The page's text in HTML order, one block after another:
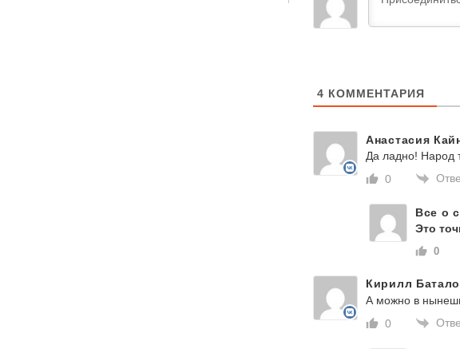
4 КОММЕНТАРИЯ
Анастасия
Да ладно! Народ
0
Все о
Это
0
Кирилл
А можно в
0